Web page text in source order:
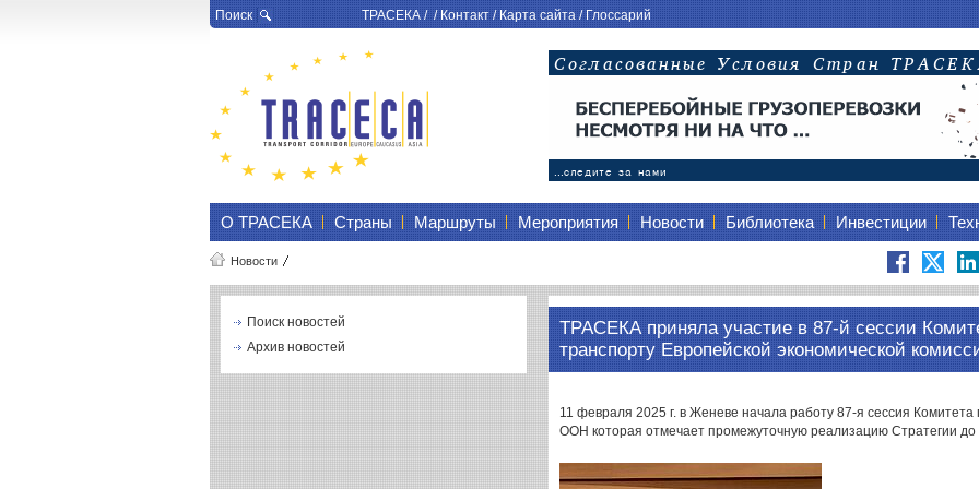
Поиск ТРАСЕКА/ /Контакт/Карта сайта/Глоссарий
О ТРАСЕКА Страны Маршруты Мероприятия Новости Библиотека Инвестиции
Новости
Поиск новостей
Архив новостей
ТРАСЕКА приняла участие в 87-й сессии
транспорту Европейской экономической
11 февраля 2025 г. в Женеве начала работу 87-я сессия
ООН которая отмечает промежуточную реализацию Стратегии до